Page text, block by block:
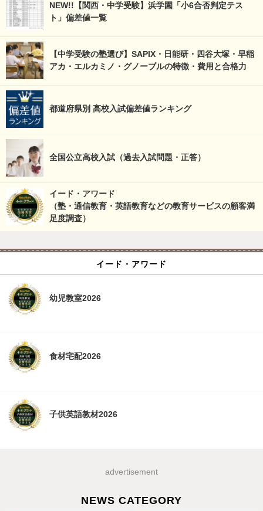
NEW!!【関西・中学受験】浜学園「小6合否判定テス
ト」偏差値一覧
【中学受験の塾選び】SAPIX・日能研・四谷大塚・早稲
アカ・エルカミノ・グノーブルの特徴・費用と合格力
都道府県別 高校入試偏差値ランキング
全国公立高校入試（過去入試問題・正答）
イード・アワード
（塾・通信教育・英語教育などの教育サービスの顧客満
足度調査）
イード・アワード
幼児教室2026
食材宅配2026
子供英語教材2026
advertisement
NEWS CATEGORY